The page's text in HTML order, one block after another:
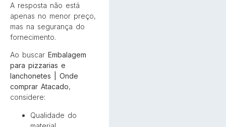
A resposta não está
apenas no menor preço,
mas na segurança do
fornecimento.
Ao buscar Embalagem
para pizzarias e
lanchonetes | Onde
comprar Atacado,
considere:
Qualidade do